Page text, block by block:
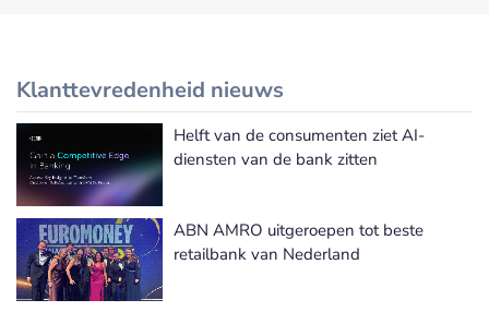
Klanttevredenheid nieuws
Meer Klanttevredenheid nieuws
Helft van de consumenten ziet AI-
diensten van de bank zitten
ABN AMRO uitgeroepen tot beste
retailbank van Nederland